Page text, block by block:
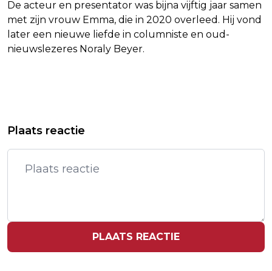
De acteur en presentator was bijna vijftig jaar samen
met zijn vrouw Emma, die in 2020 overleed. Hij vond
later een nieuwe liefde in columniste en oud-
nieuwslezeres Noraly Beyer.
STAPT JAAR NA OVERSTROMINGEN
FRANKRIJK DREIGT MET BAN SHEIN
BIJ VERKOOP KINDSEKSPOPPEN
Plaats reactie
PLAATS REACTIE